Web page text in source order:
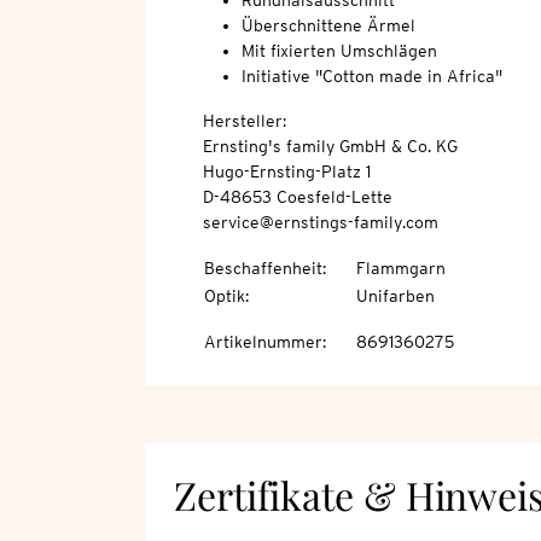
Überschnittene Ärmel
Mit fixierten Umschlägen
Initiative "Cotton made in Africa"
Hersteller:
Ernsting's family GmbH & Co. KG
Hugo-Ernsting-Platz 1
D-48653 Coesfeld-Lette
service@ernstings-family.com
Beschaffenheit:
Flammgarn
Optik: Unifarben
Artikelnummer: 8691360275
Zertifikate &